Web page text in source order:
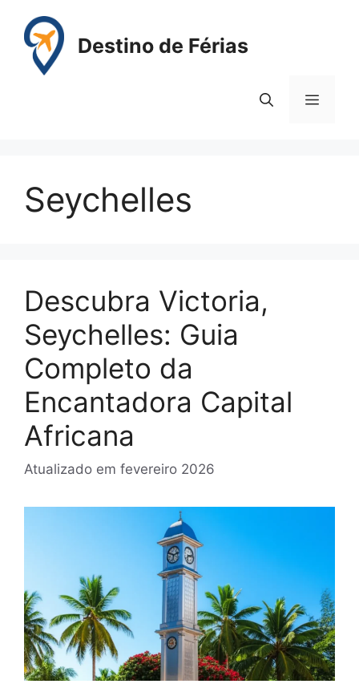
para
conteúdo
Destino de Férias
Menu
Seychelles
Descubra Victoria,
Seychelles: Guia
Completo da
Encantadora Capital
Africana
Atualizado em fevereiro 2026